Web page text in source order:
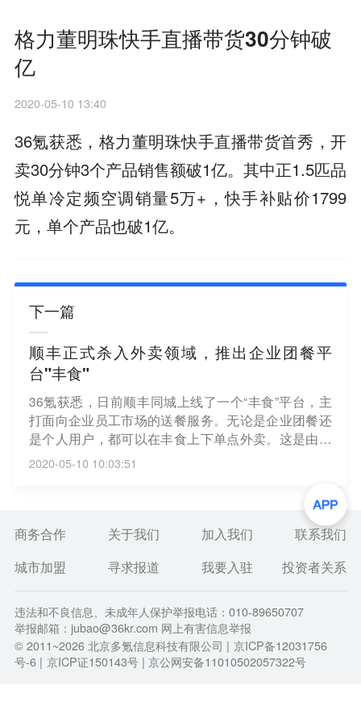
格力董明珠快手直播带货30分钟破
亿
2020-05-10 13:40
36氪获悉，格力董明珠快手直播带货首秀，开
卖30分钟3个产品销售额破1亿。其中正1.5匹品
悦单冷定频空调销量5万+，快手补贴价1799
元，单个产品也破1亿。
下一篇
顺丰正式杀入外卖领域，推出企业团餐平
台"丰食"
36氪获悉，日前顺丰同城上线了一个“丰食”平台，主
打面向企业员工市场的送餐服务。无论是企业团餐还
是个人用户，都可以在丰食上下单点外卖。这是由顺
丰同城一站推出的专注于企业团餐市场，为企业提供
2020-05-10 10:03:51
商务合作 关于我们 加入我们
联系我们
城市加盟
寻求报道 我要入驻 投资者关系
违法和不良信息、未成年人保护举报电话：010-89650707
举报邮箱：jubao@36kr.com 网上有害信息举报
© 2011~2026北京多氪信息科技有限公司 | 京ICP备12031756
号-6 | 京ICP证150143号 | 京公网安备11010502057322号